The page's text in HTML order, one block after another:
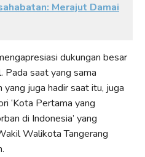
Merajut Damai
dukungan besar
Pada saat yang sama
juga hadir saat itu, juga
‘Kota Pertama yang
di Indonesia’ yang
Walikota Tangerang